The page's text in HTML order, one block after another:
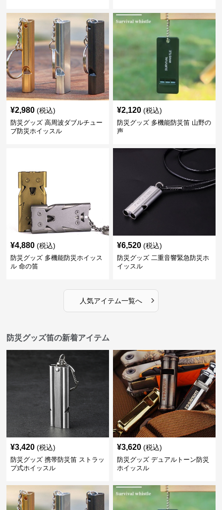
¥2,980 (税込)
防災グッズ 高周波ダブルチュー
ブ防災ホイッスル
¥2,120 (税込)
防災グッズ 多機能防災笛 山野の
声
¥4,880 (税込)
防災グッズ 多機能防災ホイッス
ル 命の笛
¥6,520 (税込)
防災グッズ 二重音響緊急防災ホ
イッスル
人気アイテム一覧へ ›
防災グッズ笛の新着アイテム
¥3,420 (税込)
防災グッズ 携帯防災笛 ストラッ
プ式ホイッスル
¥3,620 (税込)
防災グッズ デュアルトーン防災
ホイッスル